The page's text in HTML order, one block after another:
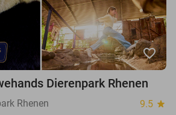
favorite_border
Dierenpark Rhenen
Rhenen 9.5 star